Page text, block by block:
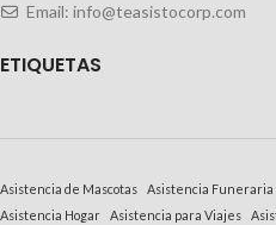
Email: info@teasistocorp.com
ETIQUETAS
Asistencia de Mascotas Asistencia Funeraria
Asistencia Hogar
Asistencia para Viajes